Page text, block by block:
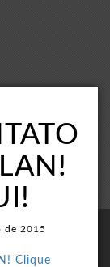
de 2015